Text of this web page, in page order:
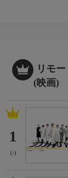
リモ
(映画)
1
(-)